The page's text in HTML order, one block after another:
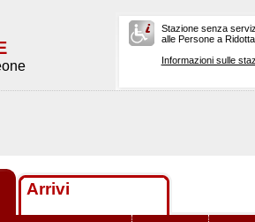
Stazione senza
alle Persone a
Informazioni sulle
Arrivi